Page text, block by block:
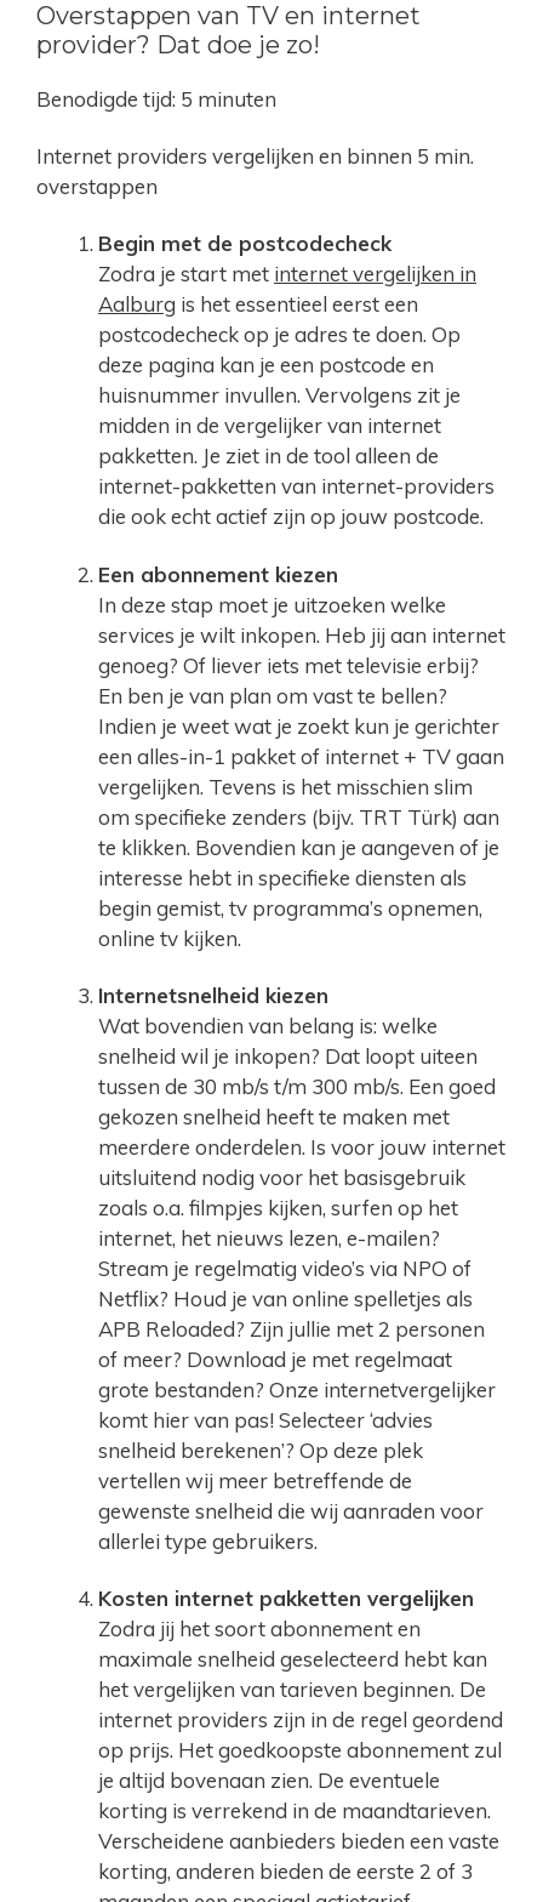
Overstappen van TV en internet
provider? Dat doe je zo!
Benodigde tijd: 5 minuten
Internet providers vergelijken en binnen 5 min.
overstappen
Begin met de postcodecheck
Zodra je start met internet vergelijken in
Aalburg is het essentieel eerst een
postcodecheck op je adres te doen. Op
deze pagina kan je een postcode en
huisnummer invullen. Vervolgens zit je
midden in de vergelijker van internet
pakketten. Je ziet in de tool alleen de
internet-pakketten van internet-providers
die ook echt actief zijn op jouw postcode.
Een abonnement kiezen
In deze stap moet je uitzoeken welke
services je wilt inkopen. Heb jij aan internet
genoeg? Of liever iets met televisie erbij?
En ben je van plan om vast te bellen?
Indien je weet wat je zoekt kun je gerichter
een alles-in-1 pakket of internet + TV gaan
vergelijken. Tevens is het misschien slim
om specifieke zenders (bijv. TRT Türk) aan
te klikken. Bovendien kan je aangeven of je
interesse hebt in specifieke diensten als
begin gemist, tv programma’s opnemen,
online tv kijken.
Internetsnelheid kiezen
Wat bovendien van belang is: welke
snelheid wil je inkopen? Dat loopt uiteen
tussen de 30 mb/s t/m 300 mb/s. Een goed
gekozen snelheid heeft te maken met
meerdere onderdelen. Is voor jouw internet
uitsluitend nodig voor het basisgebruik
zoals o.a. filmpjes kijken, surfen op het
internet, het nieuws lezen, e-mailen?
Stream je regelmatig video’s via NPO of
Netflix? Houd je van online spelletjes als
APB Reloaded? Zijn jullie met 2 personen
of meer? Download je met regelmaat
grote bestanden? Onze internetvergelijker
komt hier van pas! Selecteer ‘advies
snelheid berekenen’? Op deze plek
vertellen wij meer betreffende de
gewenste snelheid die wij aanraden voor
allerlei type gebruikers.
Kosten internet pakketten vergelijken
Zodra jij het soort abonnement en
maximale snelheid geselecteerd hebt kan
het vergelijken van tarieven beginnen. De
internet providers zijn in de regel geordend
op prijs. Het goedkoopste abonnement zul
je altijd bovenaan zien. De eventuele
korting is verrekend in de maandtarieven.
Verscheidene aanbieders bieden een vaste
korting, anderen bieden de eerste 2 of 3